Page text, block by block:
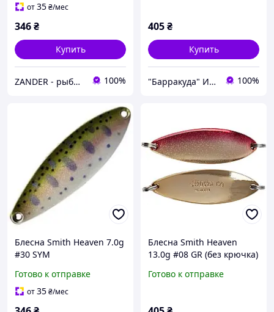
от35₴/мес
346₴
Купить
ZANDER - рыболовный интернет-магазин 100%
405₴
Купить
"Барракуда" Интернет-магазин 100%
Блесна Smith Heaven 7.0g
#30 SYM
Готово к отправке
от35₴/мес
Блесна Smith Heaven
13.0g #08 GR (без крючка)
Готово к отправке